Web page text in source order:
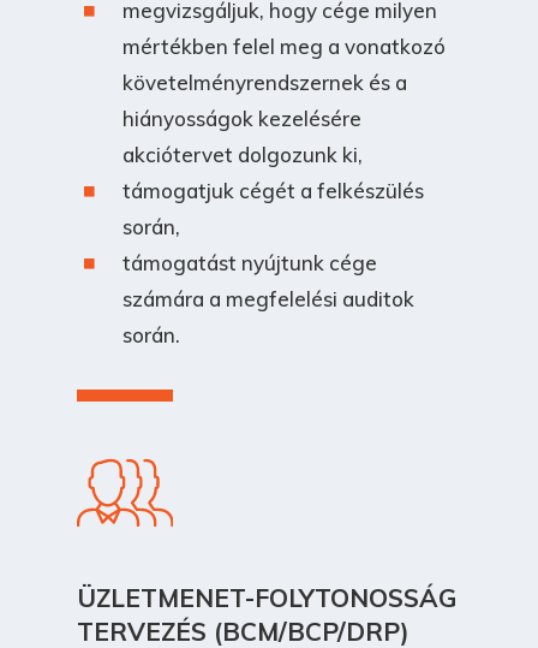
megvizsgáljuk, hogy cége milyen
mértékben felel meg a vonatkozó
követelményrendszernek és a
hiányosságok kezelésére
akciótervet dolgozunk ki,
támogatjuk cégét a felkészülés
során,
támogatást nyújtunk cége
számára a megfelelési auditok
során.
ÜZLETMENET-FOLYTONOSSÁG
TERVEZÉS (BCM/BCP/DRP)